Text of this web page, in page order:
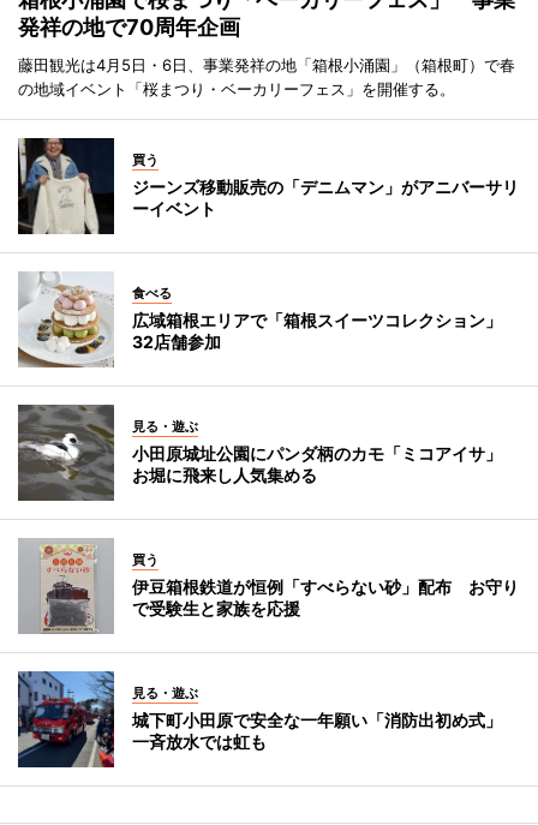
発祥の地で70周年企画
藤田観光は4月5日・6日、事業発祥の地「箱根小涌園」（箱根町）で春
の地域イベント「桜まつり・ベーカリーフェス」を開催する。
買う
ジーンズ移動販売の「デニムマン」がアニバーサリ
ーイベント
食べる
広域箱根エリアで「箱根スイーツコレクション」
32店舗参加
見る・遊ぶ
小田原城址公園にパンダ柄のカモ「ミコアイサ」
お堀に飛来し人気集める
買う
伊豆箱根鉄道が恒例「すべらない砂」配布 お守り
で受験生と家族を応援
見る・遊ぶ
城下町小田原で安全な一年願い「消防出初め式」
一斉放水では虹も